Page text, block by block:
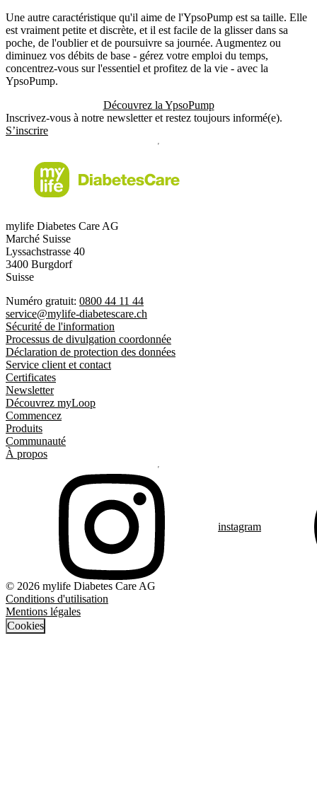
Une autre caractéristique qu'il aime de l'YpsoPump est sa taille. Elle
est vraiment petite et discrète, et il est facile de la glisser dans sa
poche, de l'oublier et de poursuivre sa journée. Augmentez ou
diminuez vos débits de base - gérez votre emploi du temps,
concentrez-vous sur l'essentiel et profitez de la vie - avec la
YpsoPump.
Découvrez la YpsoPump
Inscrivez-vous à notre newsletter et restez toujours informé(e).
S’inscrire
mylife Diabetes Care AG
Marché Suisse
Lyssachstrasse 40
3400 Burgdorf
Suisse
Numéro gratuit: 0800 44 11 44
service@mylife-diabetescare.ch
Sécurité de l'information
Processus de divulgation coordonnée
Déclaration de protection des données
Service client et contact
Certificates
Newsletter
Découvrez myLoop
Commencez
Produits
Communauté
À propos
instagram
© 2026 mylife Diabetes Care AG
Conditions d'utilisation
Mentions légales
Cookies